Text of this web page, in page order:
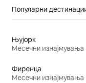
Популарни
Њујорк
Месечни изнајмувања
Фиренца
Месечни изнајмувања